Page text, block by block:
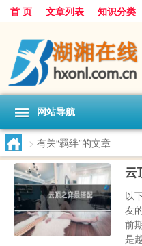
首 页 文章列表 知识分类
网站导航
> 有关“羁绊”的文章
云
以
友
前
是